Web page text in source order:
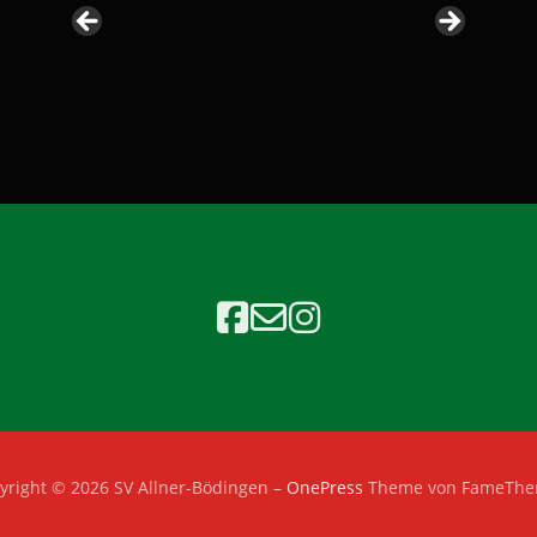
© 2026 SV Allner-Bödingen – OnePress Theme von